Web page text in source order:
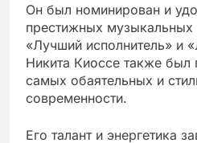
Он был номинирован и
престижных музыкальных
«Лучший исполнитель» и
Никита Киоссе также был
самых обаятельных и
современности.
Его талант и энергетика